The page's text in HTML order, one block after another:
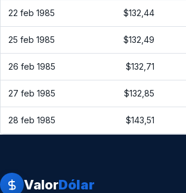
22 feb 1985 $132,44
25 feb 1985 $132,49
26 feb 1985 $132,71
27 feb 1985 $132,85
28 feb 1985 $143,51
ValorDólar